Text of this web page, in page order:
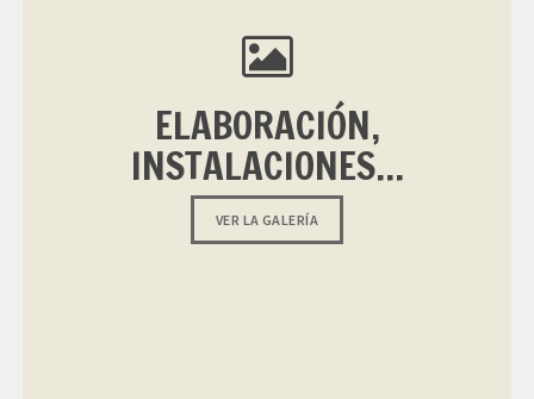
ELABORACIÓN,
INSTALACIONES...
VER LA GALERÍA